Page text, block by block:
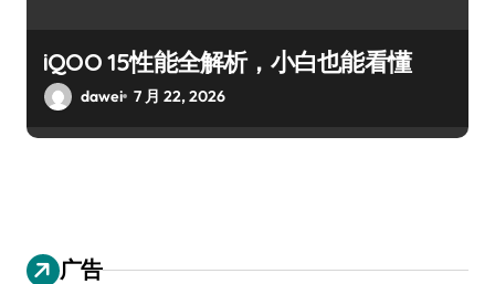
iQOO 15性能全解析，小白也能看懂
dawei 7 月 22, 2026
广告